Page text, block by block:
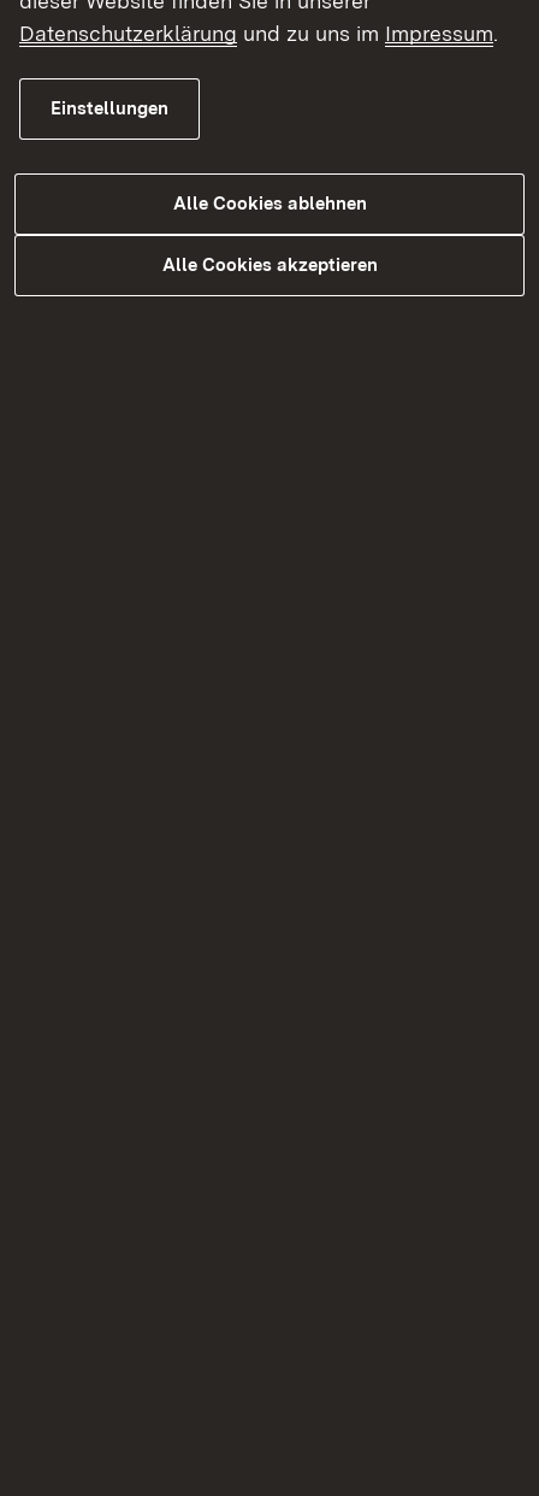
Bodenschutz
Umsetzung der WRRL
Datenschutzerklärung und zu uns im Impressum.
Einstellungen
Alle Cookies ablehnen
Alle Cookies akzeptieren